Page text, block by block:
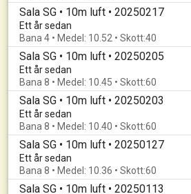
Sala SG • 10m luft • 20250217
Ett år sedan
Bana 4 • Medel: 10.52 • Skott:40
Sala SG • 10m luft • 20250205
Ett år sedan
Bana 8 • Medel: 10.45 • Skott:60
Sala SG • 10m luft • 20250203
Ett år sedan
Bana 8 • Medel: 10.40 • Skott:60
Sala SG • 10m luft • 20250127
Ett år sedan
Bana 8 • Medel: 10.36 • Skott:60
Sala SG • 10m luft • 20250113